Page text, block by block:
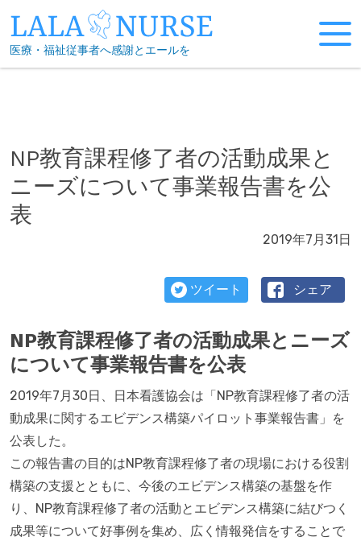
to
content
医療・福祉従事者へ感謝とエールを
NP教育課程修了者の活動成果と
ニーズについて事業報告書を公
表
2019年7月31日
ツイート シェア
NP教育課程修了者の活動成果とニーズ
について事業報告書を公表
2019年7月30日、日本看護協会は「NP教育課程修了者の活
動成果に関するエビデンス構築パイロット事業報告書」を
公表した。
この報告書の目的はNP教育課程修了者の現場における役割
構築の支援とともに、今後のエビデンス構築の基盤を作
り、NP教育課程修了者の活動とエビデンス構築に結びつく
成果等について好事例を集め、広く情報発信をすることで